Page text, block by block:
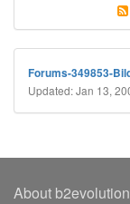
Forums-349853-
Updated: Jan 13,
About b2evolution